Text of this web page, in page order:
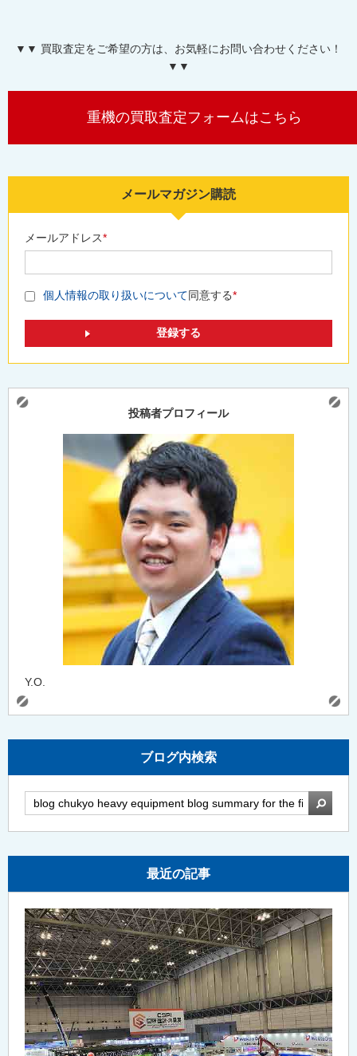
▼▼ 買取査定をご希望の方は、お気軽にお問い合わせください！
▼▼
重機の買取査定フォームはこちら
メールマガジン購読
メールアドレス*
個人情報の取り扱いについて同意する*
投稿者プロフィール
Y.O.
ブログ内検索
検索
最近の記事